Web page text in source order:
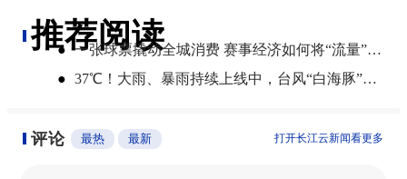
推荐阅读
●
一张球票撬动全城消费 赛事经济如何将“流量”变“增量”
●
​37℃！大雨、暴雨持续上线中，台风“白海豚”将影响湖北
评论 最热 最新 打开长江云新闻看更多